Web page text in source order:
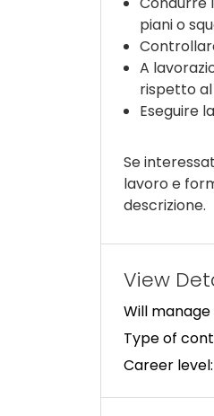
piani o
A
rispetto
Eseguire
Se
lavoro e
descrizione.
View
Will
Type of
Career level: